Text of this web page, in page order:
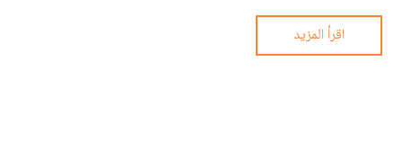
اقرأ المزيد